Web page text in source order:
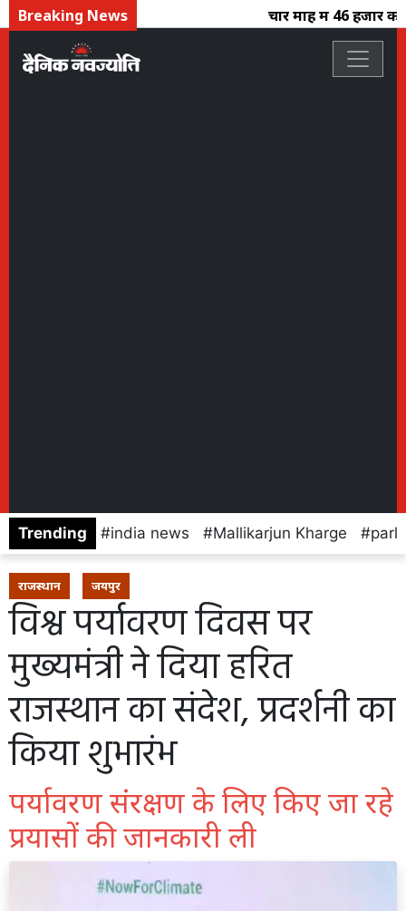
Breaking News चार माह में 46 हजार
Trending india news Mallikarjun Kharge
राजस्थान जयपुर
विश्व पर्यावरण दिवस पर
मुख्यमंत्री ने दिया हरित
राजस्थान का संदेश, प्रदर्शनी का
किया शुभारंभ
पर्यावरण संरक्षण के लिए किए जा रहे
प्रयासों की जानकारी ली